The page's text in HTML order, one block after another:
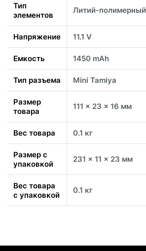
Тип
элементов
Литий-полимерный
Напряжение 11.1 V
Емкость 1450 mAh
Тип разъема Mini Tamiya
Размер
товара
111 x 23 x 16 мм
Вес товара 0.1 кг
Размер с
упаковкой
231 x 11 x 23 мм
Вес товара
с упаковкой
0.1 кг